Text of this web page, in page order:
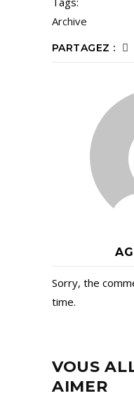
Archive
PARTAGEZ :
Sorry, the
time.
VOUS
AIMER